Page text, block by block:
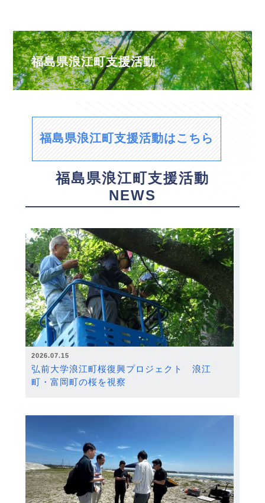
福島県浪江町支援活動
福島県浪江町支援活動はこちら
福島県浪江町支援活動
NEWS
2026.07.15
弘前大学浪江町桜復興プロジェクト 浪江
町・富岡町の桜を視察